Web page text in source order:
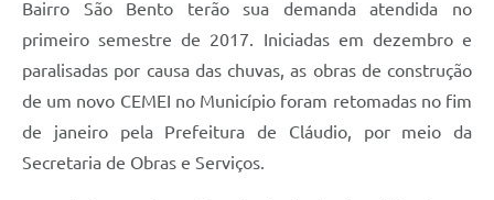
Bairro São Bento terão sua demanda atendida no
primeiro semestre de 2017. Iniciadas em dezembro e
paralisadas por causa das chuvas, as obras de construção
de um novo CEMEI no Município foram retomadas no fim
de janeiro pela Prefeitura de Cláudio, por meio da
Secretaria de Obras e Serviços.